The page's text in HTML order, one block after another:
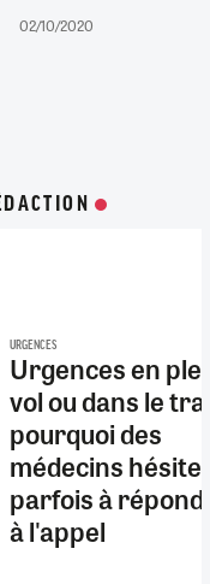
02/10/2020
URGENCES
Urgences en
vol ou dans le
pourquoi des
médecins
parfois à
à l'appel